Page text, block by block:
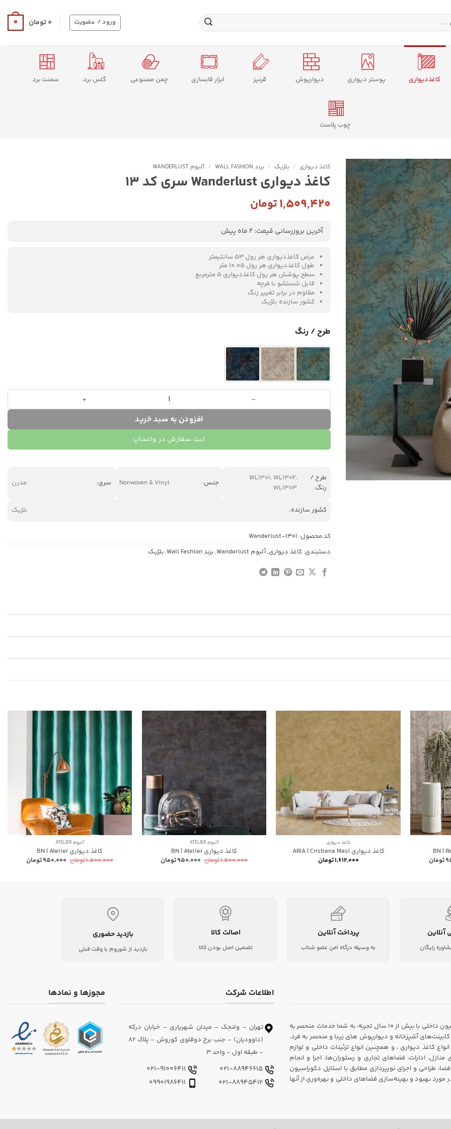
ورود / عضویت ۰تومان 0
کاغذدیواری پوستر دیواری دیوارپوش قرنیز ابزار قابسازی چمن مصنوعی گلس برد سمنت برد
چوب پلاست
کاغذ دیواری / بلژیک / برند WALL FASHION / آلبوم WANDERLUST
کاغذ دیواری Wanderlust سری کد 13
۱,۵۰۹,۴۲۰تومان
آخرین بروزرسانی قیمت: 2 ماه پیش
عرض کاغذدیواری هر رول 53 سانتیمتر
طول کاغذدیواری هر رول 10.05 متر
سطح پوشش هر رول کاغذدیواری 5 مترمربع
قابل شستشو با فرچه
مقاوم در برابر تغییر رنگ
کشور سازنده بلژیک
طرح / رنگ
کاغذ دیواری Wanderlust سری کد 13 عدد
افزودن به سبد خرید
ثبت سفارش در واتساپ
طرح /
رنگ:
WL1301, WL1302,
WL1303
جنس: Nonwoven & Vinyl سری: مدرن
کشور سازنده: بلژیک
کد محصول: Wanderlust-1301
دستبندی: کاغذ دیواری,آلبوم Wanderlust ,برند Wall Fashion ,بلژیک
تومانقیمت
فعلی:
کاغذ دیواری
کاغذ دیواری ARIA | Cristiana Masi
۱,۶۱۲,۰۰۰تومان
آلبوم ATELIER
کاغذ دیواری BN | Atelier
۱,۵۰۰,۰۰۰تومان قیمت
اصلی:
۹۵۰,۰۰۰تومانقیمت
آلبوم ATELIER
کاغذ دیواری BN | Atelier
۱,۵۰۰,۰۰۰تومان قیمت
اصلی:
۹۵۰,۰۰۰تومانقیمت
فعلی:
آنلاین
رایگان
پرداخت آنلاین
به وسیله درگاه امن عضو شتاب
اصالت کالا
تضمین اصل بودن کالا
بازدید حضوری
بازدید از شوروم با وقت قبلی
شرکت دکوراسیون داخلی سارای، یکی از پیشروان در زمینه طراحی و اجرای دکوراسیون داخلی با بیش از ۱۰ سال تجربه، به شما خدمات منحصر به
آشپزخانه و دیوارپوش های زیبا و منحصر به فرد،
کاغذ دیواری ، و همچنین انواع تزئینات داخلی و لوازم
ادارات، فضاهای تجاری و رستوران‌ها، اجرا و انجام
طراحی و اجرای نورپردازی مطابق با استایل دکوراسیون
بهبود و بهینه‌سازی فضاهای داخلی و بهره‌وری از آنها
اطلاعات شرکت
تهران - ولنجک - میدان شهریاری - خیابان درکه
(داوودیان) - جنب برج دوقلوی کوروش - پلاک 82
- طبقه اول - واحد 3
مجوزها و نمادها